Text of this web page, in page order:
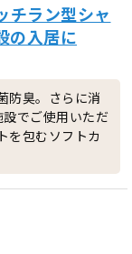
チラン型シャ
の入居に
防臭。さらに消
でご使用いただ
を包むソフトカ